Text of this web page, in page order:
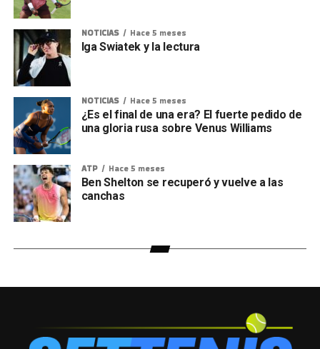
NOTICIAS Hace 5 meses
Iga Swiatek y la lectura
NOTICIAS Hace 5 meses
¿Es el final de una era? El fuerte pedido de
una gloria rusa sobre Venus Williams
ATP Hace 5 meses
Ben Shelton se recuperó y vuelve a las
canchas